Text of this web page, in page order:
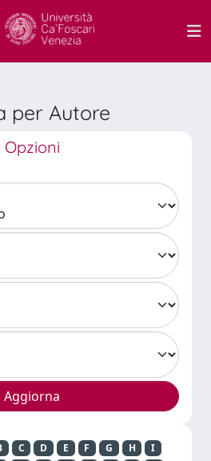
per Autore
Opzioni
C D E F G H
I